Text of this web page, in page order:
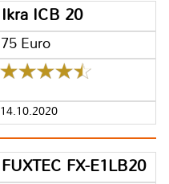
Ikra ICB 20
75 Euro
14.10.2020
FUXTEC FX-E1LB20